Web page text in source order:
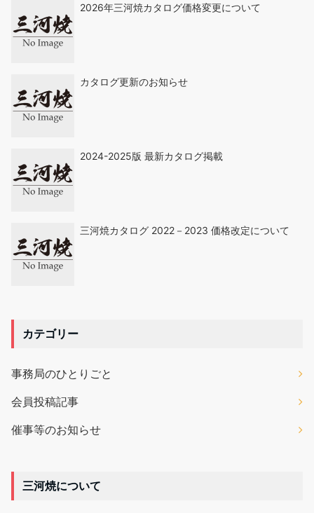
2026年三河焼カタログ価格変更について
カタログ更新のお知らせ
2024-2025版 最新カタログ掲載
三河焼カタログ 2022－2023 価格改定について
カテゴリー
事務局のひとりごと
会員投稿記事
催事等のお知らせ
三河焼について